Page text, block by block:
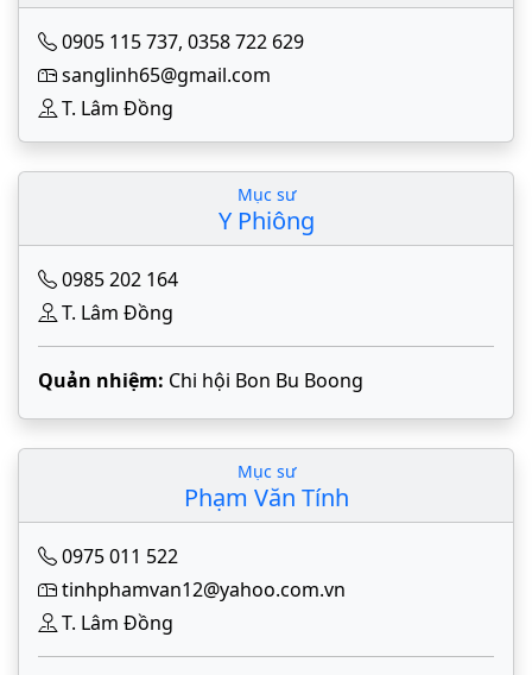
0905 115 737, 0358 722 629
sanglinh65@gmail.com
T. Lâm Đồng
Mục sư
Y Phiông
0985 202 164
T. Lâm Đồng
Quản nhiệm: Chi hội Bon Bu Boong
Mục sư
Phạm Văn Tính
0975 011 522
tinhphamvan12@yahoo.com.vn
T. Lâm Đồng